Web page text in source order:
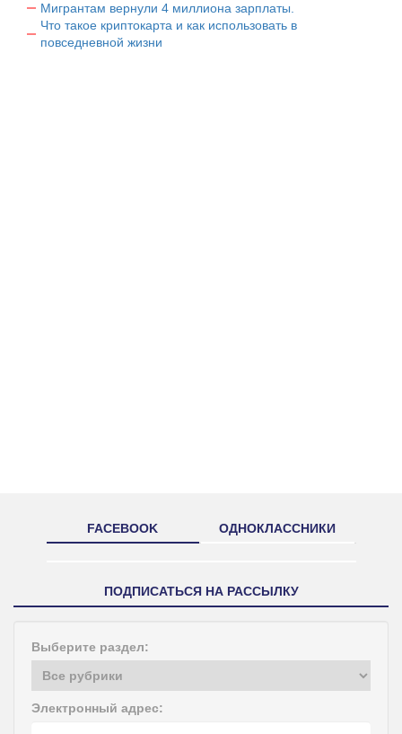
Мигрантам вернули 4 миллиона зарплаты.
Что такое криптокарта и как использовать в
повседневной жизни
FACEBOOK ОДНОКЛАССНИКИ
ПОДПИСАТЬСЯ НА РАССЫЛКУ
Выберите раздел:
Электронный адрес: